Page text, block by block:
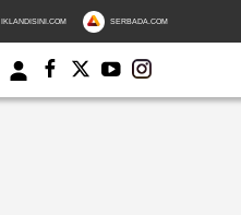
IKLANDISINI.COM SERBADA.COM